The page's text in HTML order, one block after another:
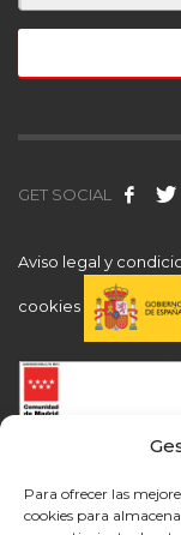
Para ofrecer las
cookies para
GET SOCIAL
Aviso legal y
cookies